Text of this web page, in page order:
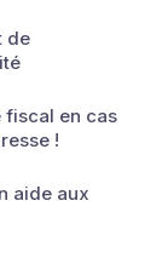
de
fiscal en cas
!
aide aux